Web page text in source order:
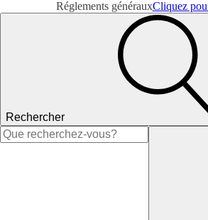
Réglements générauxCliquez
Rechercher
Rechercher :